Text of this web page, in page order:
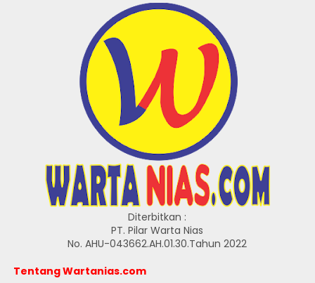
Diterbitkan :
PT. Pilar Warta Nias
No. AHU-043662.AH.01.30.Tahun 2022
Tentang Wartanias.com